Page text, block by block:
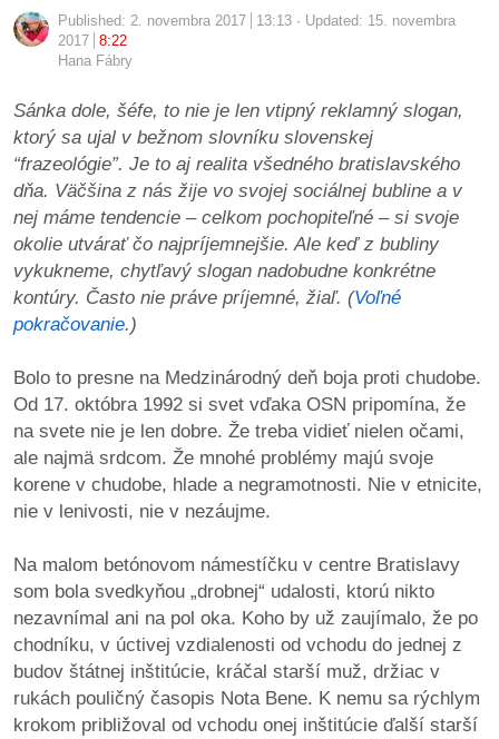
zákony
časti
kauzy
konania
stavebné
konania
konania
dobrá
prax
práca
odkazy
petície
z
médií
Published: 2. novembra 2017 13:13
Updated: 15. novembra
2017 8:22
Hana Fábry
Sánka dole, šéfe, to nie je len vtipný reklamný slogan,
ktorý sa ujal v bežnom slovníku slovenskej
“frazeológie”. Je to aj realita všedného bratislavského
dňa. Väčšina z nás žije vo svojej sociálnej bubline a v
nej máme tendencie – celkom pochopiteľné – si svoje
okolie utvárať čo najpríjemnejšie. Ale keď z bubliny
vykukneme, chytľavý slogan nadobudne konkrétne
kontúry. Často nie práve príjemné, žiaľ. (Voľné
pokračovanie.)
Bolo to presne na Medzinárodný deň boja proti chudobe.
Od 17. októbra 1992 si svet vďaka OSN pripomína, že
na svete nie je len dobre. Že treba vidieť nielen očami,
ale najmä srdcom. Že mnohé problémy majú svoje
korene v chudobe, hlade a negramotnosti. Nie v etnicite,
nie v lenivosti, nie v nezáujme.
Na malom betónovom námestíčku v centre Bratislavy
som bola svedkyňou „drobnej“ udalosti, ktorú nikto
nezavnímal ani na pol oka. Koho by už zaujímalo, že po
chodníku, v úctivej vzdialenosti od vchodu do jednej z
budov štátnej inštitúcie, kráčal starší muž, držiac v
rukách pouličný časopis Nota Bene. K nemu sa rýchlym
krokom približoval od vchodu onej inštitúcie ďalší starší